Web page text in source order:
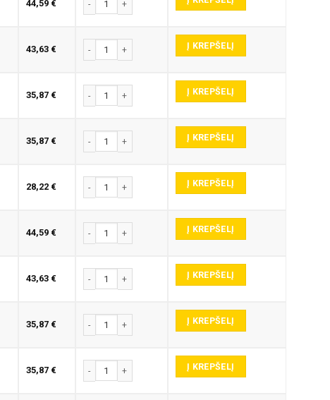
44,59 €
43,63 € produkto kiekis: E345-P GRAVIRAVIMO FREZA
Į KREPŠELĮ
35,87 € produkto kiekis: E345-P GRAVIRAVIMO FREZA
Į KREPŠELĮ
35,87 € produkto kiekis: E345-P GRAVIRAVIMO FREZA
Į KREPŠELĮ
28,22 € produkto kiekis: E345-P GRAVIRAVIMO FREZA
Į KREPŠELĮ
44,59 € produkto kiekis: E345-P GRAVIRAVIMO FREZA
Į KREPŠELĮ
43,63 € produkto kiekis: E345-P GRAVIRAVIMO FREZA
Į KREPŠELĮ
35,87 € produkto kiekis: E345-P GRAVIRAVIMO FREZA
Į KREPŠELĮ
35,87 € produkto kiekis: E345-P GRAVIRAVIMO FREZA
Į KREPŠELĮ